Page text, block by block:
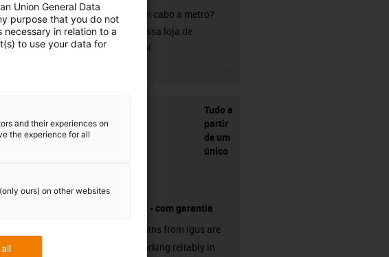
Procura um cabo a metro?
Visite a nossa loja de
chainflex®!
Tudo a
partir
de um
único
fornecedor - com garantia
Energy chains from igus are
already working reliably in
Union General Data
purpose that you do not
in relation to a
to use your data for
and their experiences on
the experience for all
ours) on other websites